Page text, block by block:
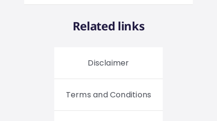
Related links
Disclaimer
Terms and Conditions